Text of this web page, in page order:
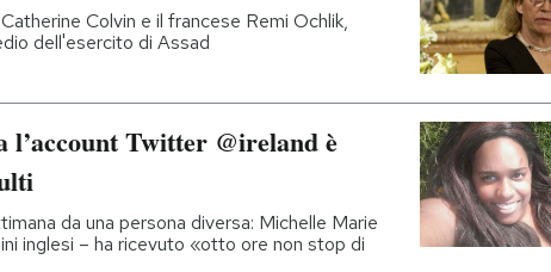
Colvin e il francese Remi Ochlik,
dell'esercito di Assad
l’account Twitter @ireland è
da una persona diversa: Michelle Marie
inglesi – ha ricevuto «otto ore non stop di